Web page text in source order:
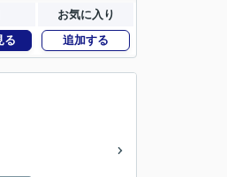
お気に入り
る 追加する